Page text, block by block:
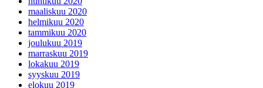
maaliskuu 2020
helmikuu 2020
tammikuu 2020
joulukuu 2019
marraskuu 2019
lokakuu 2019
syyskuu 2019
elokuu 2019